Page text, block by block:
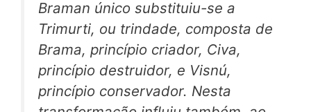
Braman único substituiu-se a
Trimurti, ou trindade, composta de
Brama, princípio criador, Civa,
princípio destruidor, e Visnú,
princípio conservador. Nesta